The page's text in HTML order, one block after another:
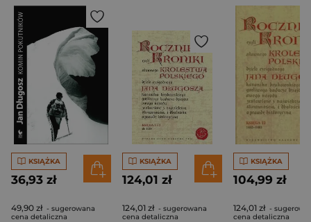
KSIĄŻKA
36,93 zł
49,90 zł - sugerowana
cena detaliczna
KSIĄŻKA
124,01 zł
124,01 zł - sugerowana
cena detaliczna
KSIĄŻKA
104,99 zł
124,01 zł -
cena detaliczna